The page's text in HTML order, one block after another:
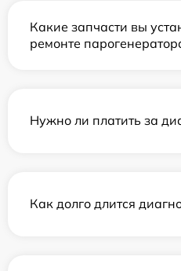
Какие запчасти вы
ремонте
Нужно ли платить за
Как долго длится